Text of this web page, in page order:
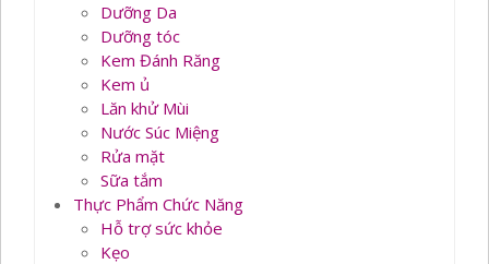
Dưỡng Da
Dưỡng tóc
Kem Đánh Răng
Kem ủ
Lăn khử Mùi
Nước Súc Miệng
Rửa mặt
Sữa tắm
Thực Phẩm Chức Năng
Hỗ trợ sức khỏe
Kẹo